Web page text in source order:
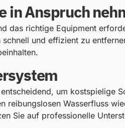
in Anspruch
das richtige Equipment
und effizient zu
um kostspielige
Wasserfluss
Sie auf professionelle